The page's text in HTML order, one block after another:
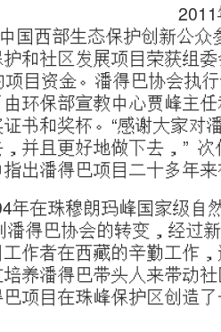
2011
国西部生态保护创新公
护和社区发展项目荣获组
目资金。潘得巴协会执
环保部宣教中心贾峰主
书和奖杯。“感谢大家对
并且更好地做下去，”
出潘得巴项目二十多年
在珠穆朗玛峰国家级自
潘得巴协会的转变 ，经过
作者在西藏的辛勤工作
养潘得巴带头人来带动
项目在珠峰保护区创造